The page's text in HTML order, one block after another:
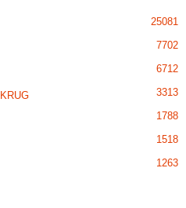
25081
7702
6712
3313
1788
1518
1263